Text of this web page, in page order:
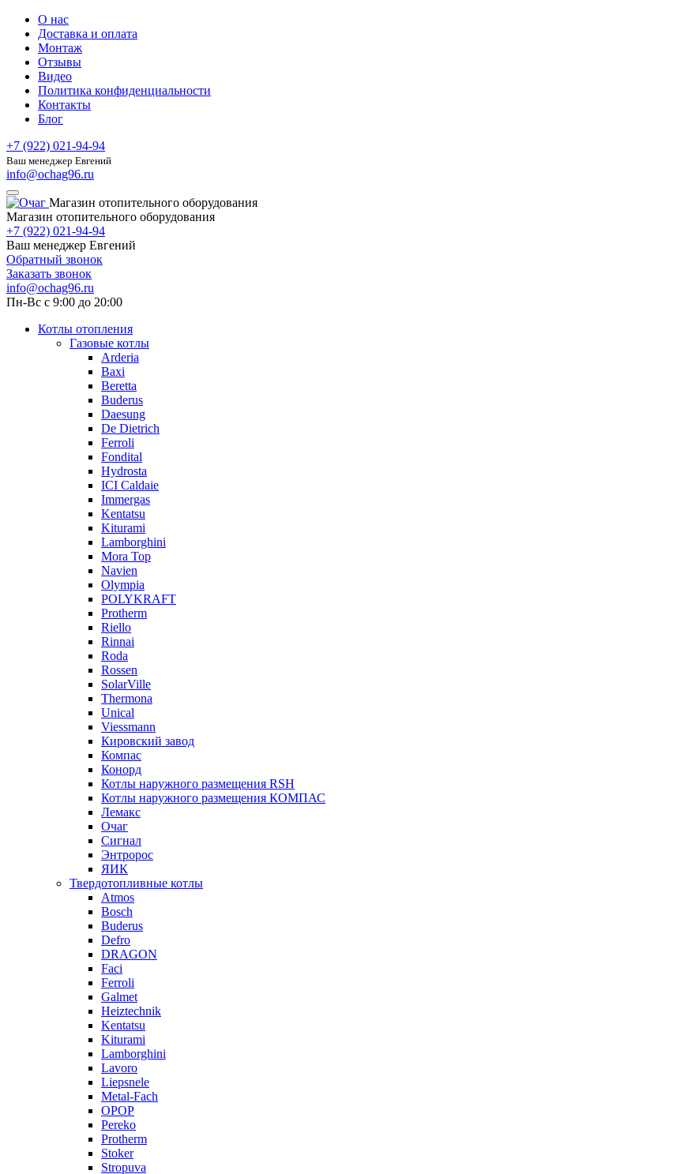
О нас
Доставка и оплата
Монтаж
Отзывы
Видео
Политика конфиденциальности
Контакты
Блог
+7 (922) 021-94-94
Ваш менеджер Евгений
info@ochag96.ru
Магазин отопительного оборудования
Магазин отопительного оборудования
+7 (922) 021-94-94
Ваш менеджер Евгений
Обратный звонок
Заказать звонок
info@ochag96.ru
Пн-Вс с 9:00 до 20:00
Котлы отопления
Газовые котлы
Arderia
Baxi
Beretta
Buderus
Daesung
De Dietrich
Ferroli
Fondital
Hydrosta
ICI Caldaie
Immergas
Kentatsu
Kiturami
Lamborghini
Mora Top
Navien
Olympia
POLYKRAFT
Protherm
Riello
Rinnai
Roda
Rossen
SolarVille
Thermona
Unical
Viessmann
Кировский завод
Компас
Конорд
Котлы наружного размещения RSH
Котлы наружного размещения КОМПАС
Лемакс
Очаг
Сигнал
Энтророс
ЯИК
Твердотопливные котлы
Atmos
Bosch
Buderus
Defro
DRAGON
Faci
Ferroli
Galmet
Heiztechnik
Kentatsu
Kiturami
Lamborghini
Lavoro
Liepsnele
Metal-Fach
OPOP
Pereko
Protherm
Stoker
Stropuva